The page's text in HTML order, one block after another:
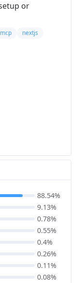
or
mcp
nextjs
88.54%
9.13%
0.78%
0.55%
0.4%
0.26%
0.11%
0.08%